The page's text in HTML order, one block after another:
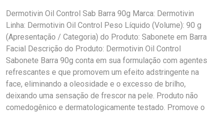
Dermotivin Oil Control Sab Barra 90g Marca: Dermotivin
Linha: Dermotivin Oil Control Peso Líquido (Volume): 90 g
(Apresentação / Categoria) do Produto: Sabonete em Barra
Facial Descrição do Produto: Dermotivin Oil Control
Sabonete Barra 90g conta em sua formulação com agentes
refrescantes e que promovem um efeito adstringente na
face, eliminando a oleosidade e o excesso de brilho,
deixando uma sensação de frescor na pele. Produto não
comedogênico e dermatologicamente testado. Promove o